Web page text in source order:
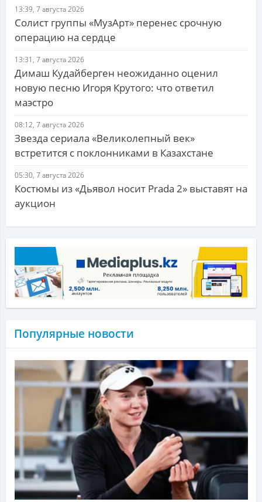
13:39, 7 августа 2026
Солист группы «МузАрт» перенес срочную
операцию на сердце
13:31, 7 августа 2026
Димаш Кудайберген неожиданно оценил
новую песню Игоря Крутого: что ответил
маэстро
08:12, 7 августа 2026
Звезда сериала «Великолепный век»
встретится с поклонниками в Казахстане
05:30, 7 августа 2026
Костюмы из «Дьявол носит Prada 2» выставят на
аукцион
Популярные новости